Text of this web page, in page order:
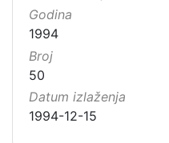
Godina
1994
Broj
50
Datum izlaženja
1994-12-15